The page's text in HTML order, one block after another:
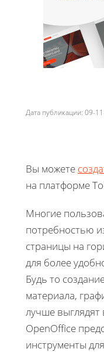
Дата публикации: 09-
Вы можете
на платформе
Многие
потребностью
страницы на
для более
Будь то
материала,
лучше
OpenOffice
инструменты